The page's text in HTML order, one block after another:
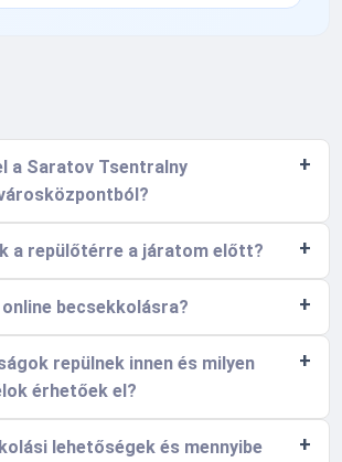
a Saratov Tsentralny
a repülőtérre a járatom előtt?
becsekkolásra?
repülnek innen és milyen
érhetőek el?
lehetőségek és mennyibe